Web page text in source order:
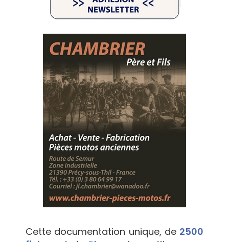
Cette documentation unique, de 2500